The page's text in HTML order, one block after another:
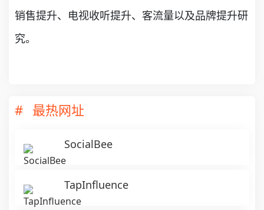
销售提升、电视收听提升、客流量以及品牌提升研
究。
最热网址
SocialBee
TapInfluence